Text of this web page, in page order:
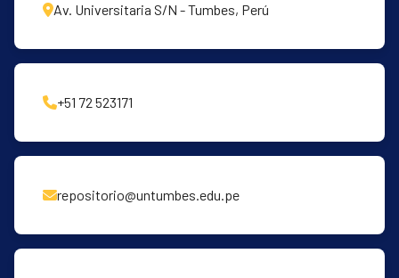
Av. Universitaria S/N - Tumbes, Perú
+51 72 523171
repositorio@untumbes.edu.pe